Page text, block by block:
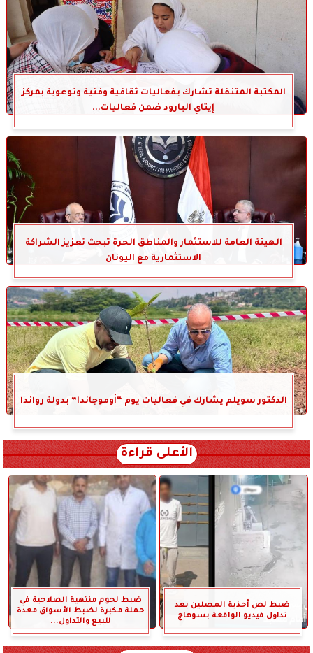
المكتبة المتنقلة تشارك بفعاليات ثقافية وفنية وتوعوية بمركز
إيتاي البارود ضمن فعاليات...
الهيئة العامة للاستثمار والمناطق الحرة تبحث تعزيز الشراكة
الاستثمارية مع اليونان
الدكتور سويلم يشارك في فعاليات يوم “أوموجاندا” بدولة رواندا
الأعلى قراءة
ضبط لص أحذية المصلين بعد
تداول فيديو الواقعة بسوهاج
ضبط لحوم منتهية الصلاحية في
حملة مكبرة لضبط الأسواق معدة
للبيع والتداول...